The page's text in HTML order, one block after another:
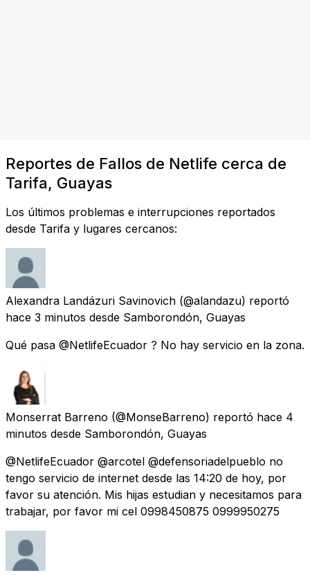
Reportes de Fallos de Netlife cerca de
Tarifa, Guayas
Los últimos problemas e interrupciones reportados
desde Tarifa y lugares cercanos:
Alexandra Landázuri Savinovich (@alandazu) reportó
hace 3 minutos desde Samborondón, Guayas
Qué pasa @NetlifeEcuador ? No hay servicio en la zona.
Monserrat Barreno (@MonseBarreno) reportó hace 4
minutos desde Samborondón, Guayas
@NetlifeEcuador @arcotel @defensoriadelpueblo no
tengo servicio de internet desde las 14:20 de hoy, por
favor su atención. Mis hijas estudian y necesitamos para
trabajar, por favor mi cel 0998450875 0999950275